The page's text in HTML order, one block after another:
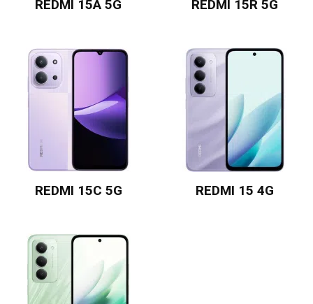
REDMI 15A 5G REDMI 15R 5G
REDMI 15C 5G REDMI 15 4G